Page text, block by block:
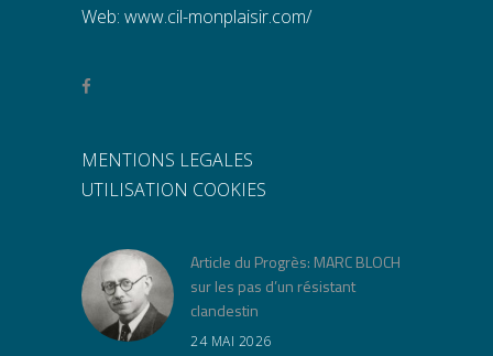
Web: www.cil-monplaisir.com/
MENTIONS LEGALES
UTILISATION COOKIES
Article du Progrès: MARC BLOCH
sur les pas d’un résistant
clandestin
24 MAI 2026